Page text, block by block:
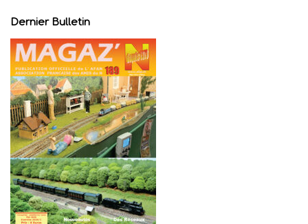
Dernier Bulletin